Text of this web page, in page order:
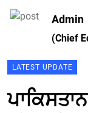
Admin
(Chief
LATEST UPDATE